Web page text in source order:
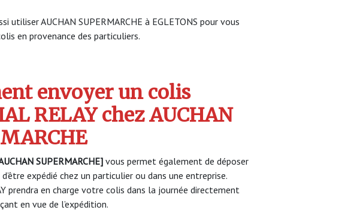
utiliser AUCHAN SUPERMARCHE à EGLETONS pour vous
en provenance des particuliers.
envoyer un colis
RELAY chez AUCHAN
SUPERMARCHE]vous permet également de déposer
expédié chez un particulier ou dans une entreprise.
prendra en charge votre colis dans la journée directement
en vue de l’expédition.